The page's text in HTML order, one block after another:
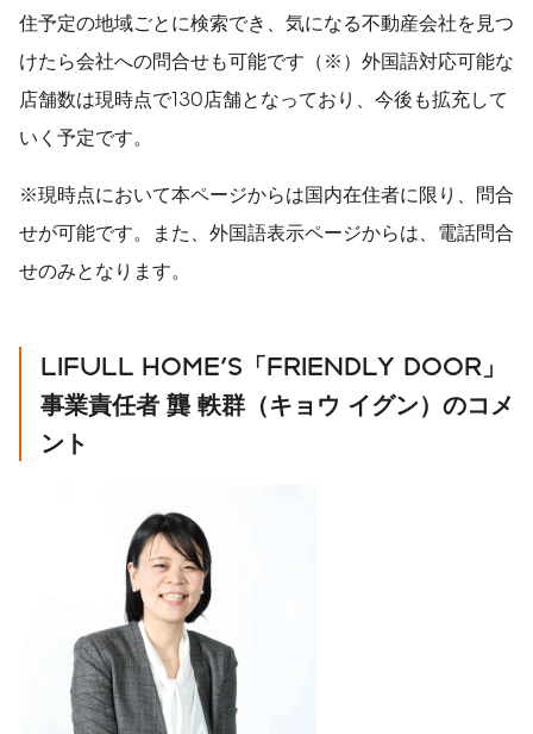
住予定の地域ごとに検索でき、気になる不動産会社を見つ
けたら会社への問合せも可能です（※）外国語対応可能な
店舗数は現時点で130店舗となっており、今後も拡充して
いく予定です。
※現時点において本ページからは国内在住者に限り、問合
せが可能です。また、外国語表示ページからは、電話問合
せのみとなります。
LIFULL HOME'S 「FRIENDLY DOOR 」
事業責任者 龔 軼群（キョウ イグン）のコメ
ント